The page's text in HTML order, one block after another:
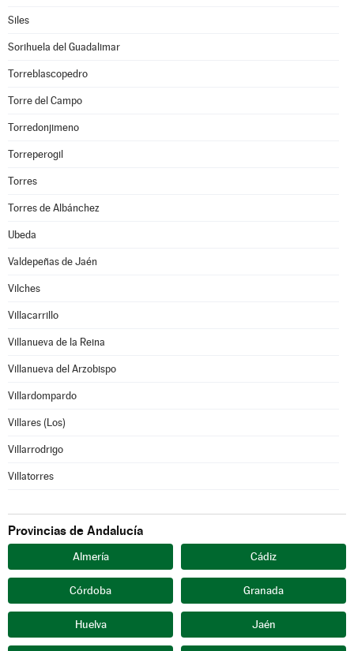
Siles
Sorihuela del Guadalimar
Torreblascopedro
Torre del Campo
Torredonjimeno
Torreperogil
Torres
Torres de Albánchez
Ubeda
Valdepeñas de Jaén
Vilches
Villacarrillo
Villanueva de la Reina
Villanueva del Arzobispo
Villardompardo
Villares (Los)
Villarrodrigo
Villatorres
Provincias de Andalucía
Almería Cádiz
Córdoba Granada
Huelva Jaén